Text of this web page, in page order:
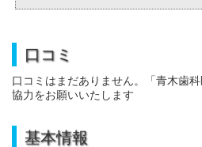
口コミ
口コミはまだありません。「青木歯
協力をお願いいたします
基本情報